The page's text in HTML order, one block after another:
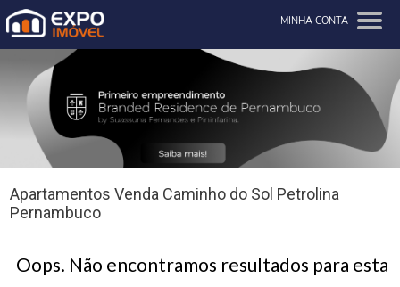
MINHA CONTA
Apartamentos Venda Caminho do Sol Petrolina
Pernambuco
Oops. Não encontramos resultados para esta